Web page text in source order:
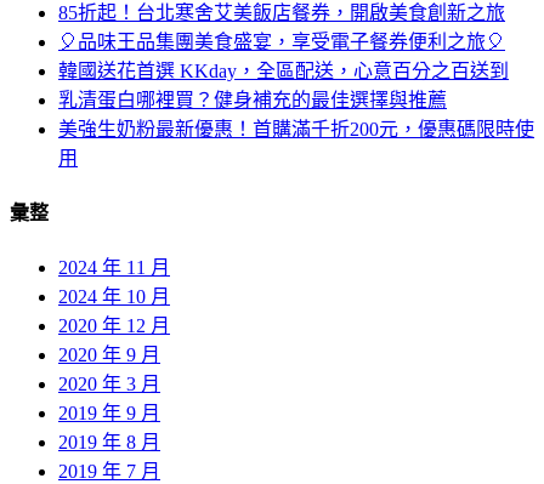
85折起！台北寒舍艾美飯店餐券，開啟美食創新之旅
🎈品味王品集團美食盛宴，享受電子餐券便利之旅🎈
韓國送花首選 KKday，全區配送，心意百分之百送到
乳清蛋白哪裡買？健身補充的最佳選擇與推薦
美強生奶粉最新優惠！首購滿千折200元，優惠碼限時使
用
彙整
2024 年 11 月
2024 年 10 月
2020 年 12 月
2020 年 9 月
2020 年 3 月
2019 年 9 月
2019 年 8 月
2019 年 7 月